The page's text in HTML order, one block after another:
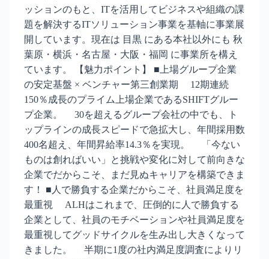
ッションのもと、ITを活用してビジネスや組織の課
題を解決するITソリューション事業を基軸に事業展
開しています。現在は 目黒 にある本社以外にも 秋
葉原・横浜・名古屋・大阪・福岡 に事業所を構え
ています。 【魅力ポイント】 ■上場グループ企業
の安定基盤 × ベンチャー第三創業期 12期連続
150％成長のプライム上場企業であるSHIFTグルー
プ企業。 30を超えるグループ会社の中でも、ト
ップラインの成長スピードで急拡大し、年間採用数
400名超え、年間昇給率14.3％を実現。 「今ない
ものは創ればいい」と挑戦や変化に対して前向きな
企業でだからこそ、まだ見ぬキャリアを構築できま
す！ ■人で勝負する企業だからこそ、社員満足度を
最重視 ALHはこれまで、圧倒的に人で勝負する
企業として、社員のモチベーションや社員満足度を
最重視してグッドサイクルを生み出し大きくなって
きました。 半期に1度の社内満足度調査によりリ